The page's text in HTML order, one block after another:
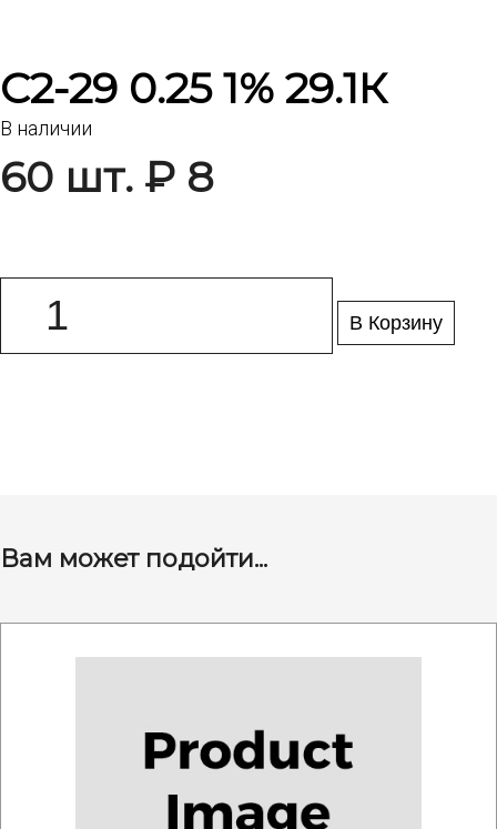
С2-29 0.25 1% 29.1К
В наличии
60 шт. ₽ 8
В Корзину
Вам может подойти...